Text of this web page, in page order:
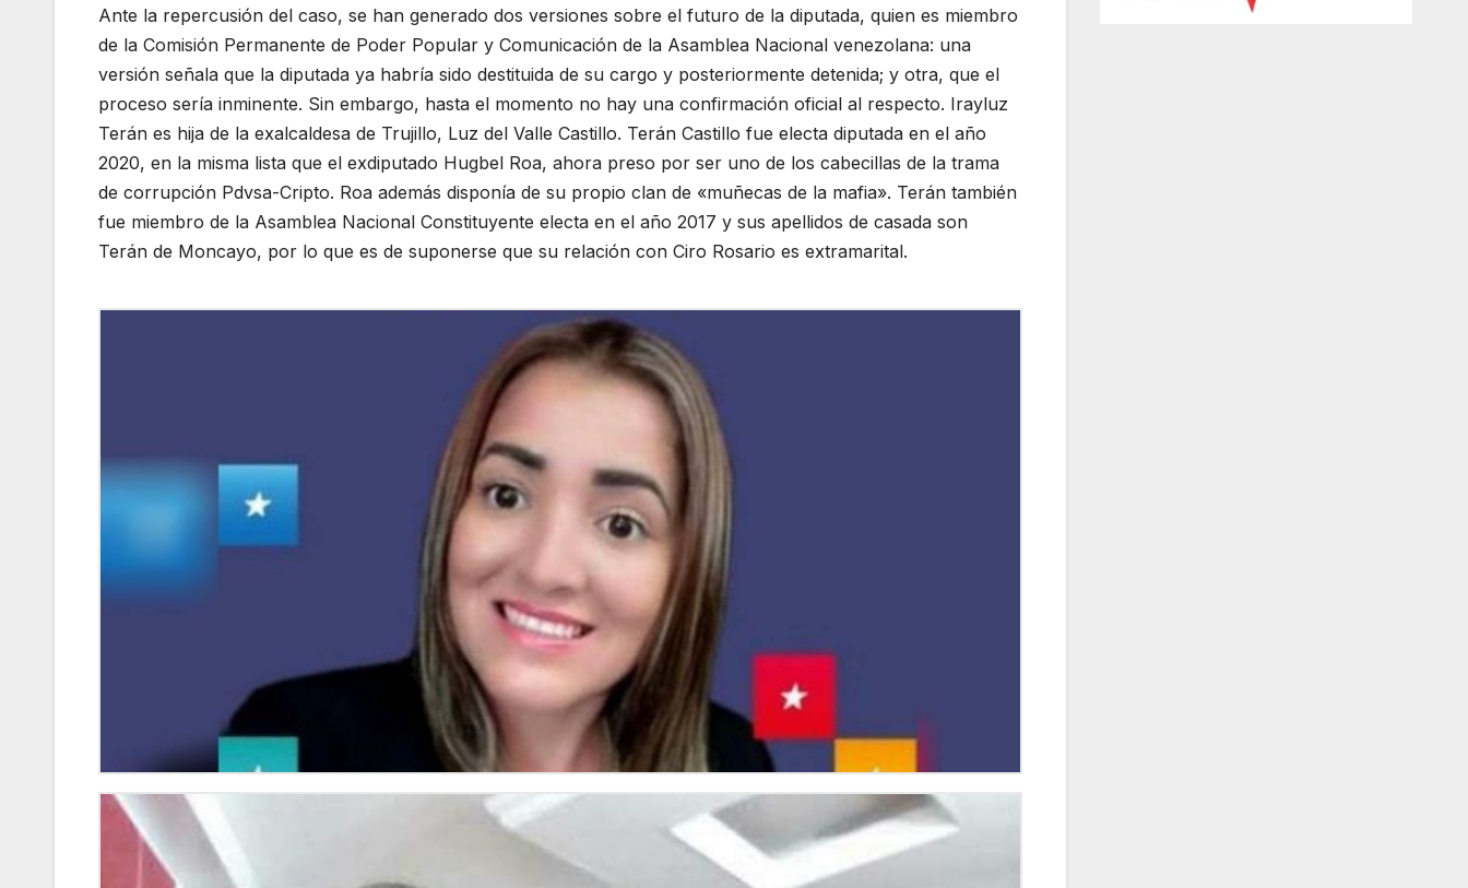
Ante la repercusión del caso, se han generado dos versiones sobre el futuro de la diputada, quien es miembro
de la Comisión Permanente de Poder Popular y Comunicación de la Asamblea Nacional venezolana: una
versión señala que la diputada ya habría sido destituida de su cargo y posteriormente detenida; y otra, que el
proceso sería inminente. Sin embargo, hasta el momento no hay una confirmación oficial al respecto. Irayluz
Terán es hija de la exalcaldesa de Trujillo, Luz del Valle Castillo. Terán Castillo fue electa diputada en el año
2020, en la misma lista que el exdiputado Hugbel Roa, ahora preso por ser uno de los cabecillas de la trama
de corrupción Pdvsa-Cripto. Roa además disponía de su propio clan de «muñecas de la mafia». Terán también
fue miembro de la Asamblea Nacional Constituyente electa en el año 2017 y sus apellidos de casada son
Terán de Moncayo, por lo que es de suponerse que su relación con Ciro Rosario es extramarital.